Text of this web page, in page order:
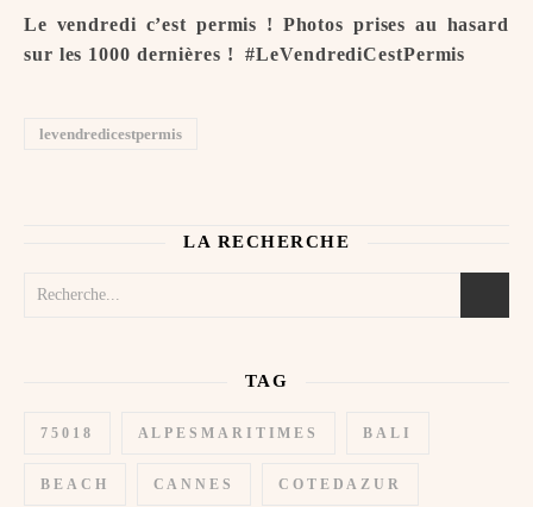
Le vendredi c’est permis ! Photos prises au hasard
sur les 1000 dernières ! ️ #LeVendrediCestPermis
levendredicestpermis
LA RECHERCHE
TAG
75018 ALPESMARITIMES BALI
BEACH CANNES COTEDAZUR